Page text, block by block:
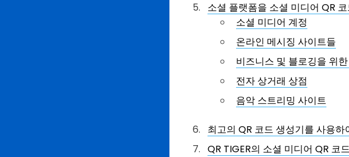
소셜 플랫폼을 소셜 미디어 QR
소셜 미디어 계정
온라인 메시징 사이트들
비즈니스 및 블로깅을 위
전자 상거래 상점
음악 스트리밍 사이트
최고의 QR 코드 생성기를 사용
QR TIGER의 소셜 미디어 QR 코